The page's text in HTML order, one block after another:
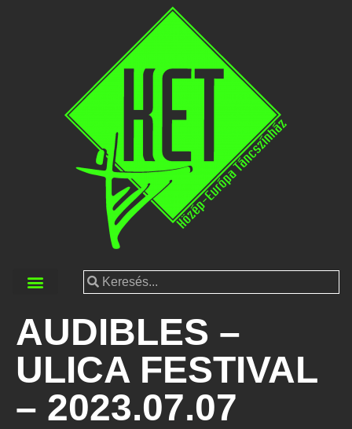
AUDIBLES –
ULICA FESTIVAL
– 2023.07.07